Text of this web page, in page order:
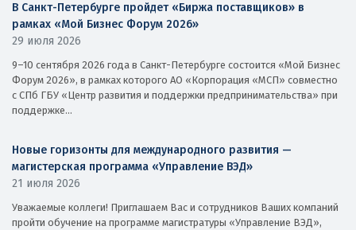
В Санкт-Петербурге пройдет «Биржа поставщиков» в
рамках «Мой Бизнес Форум 2026»
29 июля 2026
9–10 сентября 2026 года в Санкт-Петербурге состоится «Мой Бизнес
Форум 2026», в рамках которого АО «Корпорация «МСП» совместно
с СПб ГБУ «Центр развития и поддержки предпринимательства» при
поддержке...
Новые горизонты для международного развития —
магистерская программа «Управление ВЭД»
21 июля 2026
Уважаемые коллеги! Приглашаем Вас и сотрудников Ваших компаний
пройти обучение на программе магистратуры «Управление ВЭД»,